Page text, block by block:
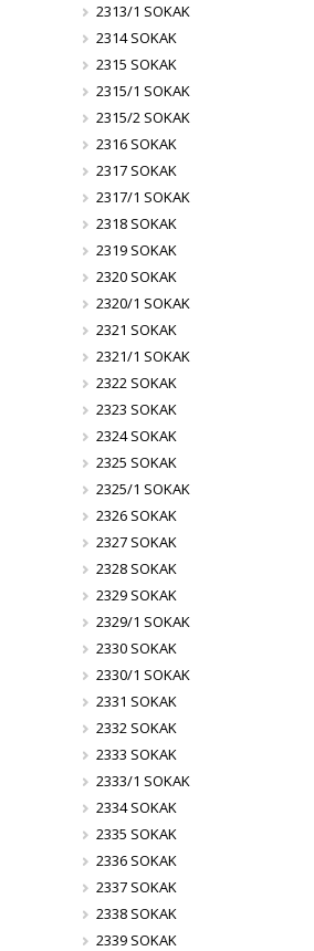
2313/1 SOKAK
2314 SOKAK
2315 SOKAK
2315/1 SOKAK
2315/2 SOKAK
2316 SOKAK
2317 SOKAK
2317/1 SOKAK
2318 SOKAK
2319 SOKAK
2320 SOKAK
2320/1 SOKAK
2321 SOKAK
2321/1 SOKAK
2322 SOKAK
2323 SOKAK
2324 SOKAK
2325 SOKAK
2325/1 SOKAK
2326 SOKAK
2327 SOKAK
2328 SOKAK
2329 SOKAK
2329/1 SOKAK
2330 SOKAK
2330/1 SOKAK
2331 SOKAK
2332 SOKAK
2333 SOKAK
2333/1 SOKAK
2334 SOKAK
2335 SOKAK
2336 SOKAK
2337 SOKAK
2338 SOKAK
2339 SOKAK